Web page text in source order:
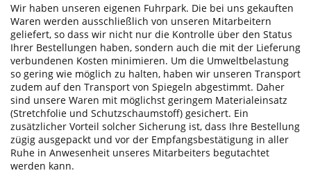
Wir haben unseren eigenen Fuhrpark. Die bei uns gekauften
Waren werden ausschließlich von unseren Mitarbeitern
geliefert, so dass wir nicht nur die Kontrolle über den Status
Ihrer Bestellungen haben, sondern auch die mit der Lieferung
verbundenen Kosten minimieren. Um die Umweltbelastung
so gering wie möglich zu halten, haben wir unseren Transport
zudem auf den Transport von Spiegeln abgestimmt. Daher
sind unsere Waren mit möglichst geringem Materialeinsatz
(Stretchfolie und Schutzschaumstoff) gesichert. Ein
zusätzlicher Vorteil solcher Sicherung ist, dass Ihre Bestellung
zügig ausgepackt und vor der Empfangsbestätigung in aller
Ruhe in Anwesenheit unseres Mitarbeiters begutachtet
werden kann.